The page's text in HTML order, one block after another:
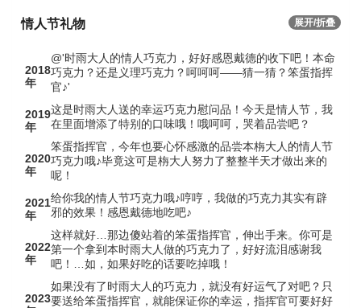
情人节礼物 展开/折叠
2018
年
@'时雨大人的情人巧克力，好好感恩戴德的收下吧！本命
巧克力？还是义理巧克力？呵呵呵——猜一猜？笨蛋指挥
官♪'
2019
年
这是时雨大人送的幸运巧克力慰问品！今天是情人节，我
在里面增添了特别的口味哦！哦呵呵，哭着品尝吧？
2020
年
笨蛋指挥官，今年也要心怀感激的品尝本栴大人的情人节
巧克力哦♪毕竟这可是栴大人努力了整整半天才做出来的
呢！
2021
年
给你我的情人节巧克力哦♪哼哼，我做的巧克力其实有辟
邪的效果！感恩戴德地吃吧♪
2022
年
这样就好…那边傻站着的笨蛋指挥官，伸出手来。你可是
第一个拿到本时雨大人做的巧克力了，好好流泪感谢我
吧！…如，如果好吃的话要吃掉哦！
2023
如果没有了时雨大人的巧克力，就没有好运气了对吧？只
要送给笨蛋指挥官，就能保证你的幸运，指挥官可要好好